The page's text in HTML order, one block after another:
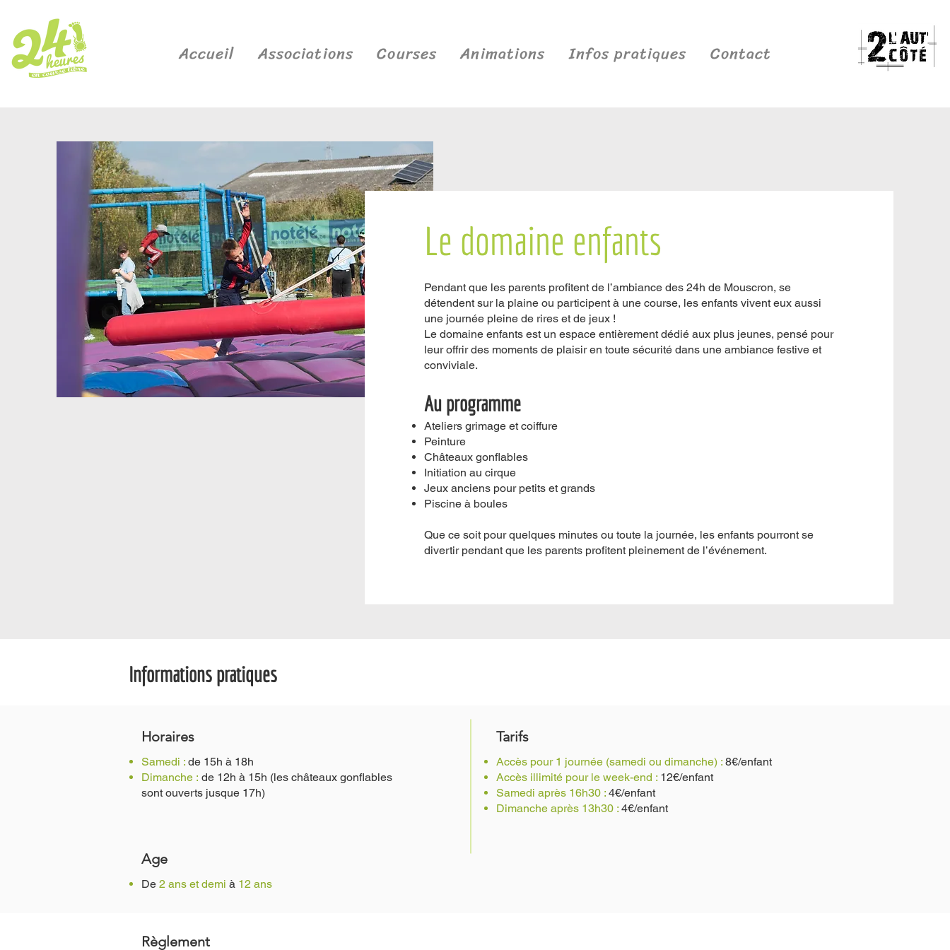
Accueil Associations Courses Animations Infos pratiques Contact
Le domaine enfants
Pendant que les parents profitent de l’ambiance des 24h de Mouscron, se
détendent sur la plaine ou participent à une course, les enfants vivent eux aussi
une journée pleine de rires et de jeux !
Le domaine enfants est un espace entièrement dédié aux plus jeunes, pensé pour
leur offrir des moments de plaisir en toute sécurité dans une ambiance festive et
conviviale.
Au programme
Ateliers grimage et coiffure
Peinture
Châteaux gonflables
Initiation au cirque
Jeux anciens pour petits et grands
Piscine à boules
Que ce soit pour quelques minutes ou toute la journée, les enfants pourront se
divertir pendant que les parents profitent pleinement de l’événement.
Informations pratiques
Horaires Tarifs
Samedi : de 15h à 18h
Dimanche : de 12h à 15h (les châteaux gonflables
sont ouverts jusque 17h)
Accès pour 1 journée (samedi ou dimanche) : 8€/enfant
Accès illimité pour le week-end : 12€/enfant
Samedi après 16h30 : 4€/enfant
Dimanche après 13h30 : 4€/enfant
Age
De 2 ans et demi à 12 ans
Règlement